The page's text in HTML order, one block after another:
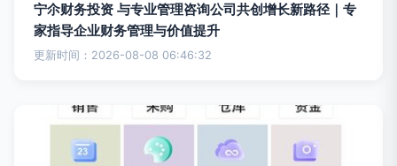
宁尒财务投资 与专业管理咨询公司共创增长新路径｜专
家指导企业财务管理与价值提升
更新时间：2026-08-08 06:46:32